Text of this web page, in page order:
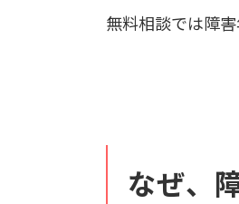
無料相談では障
なぜ、